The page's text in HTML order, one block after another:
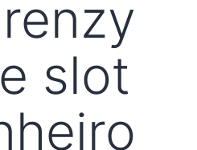
slot